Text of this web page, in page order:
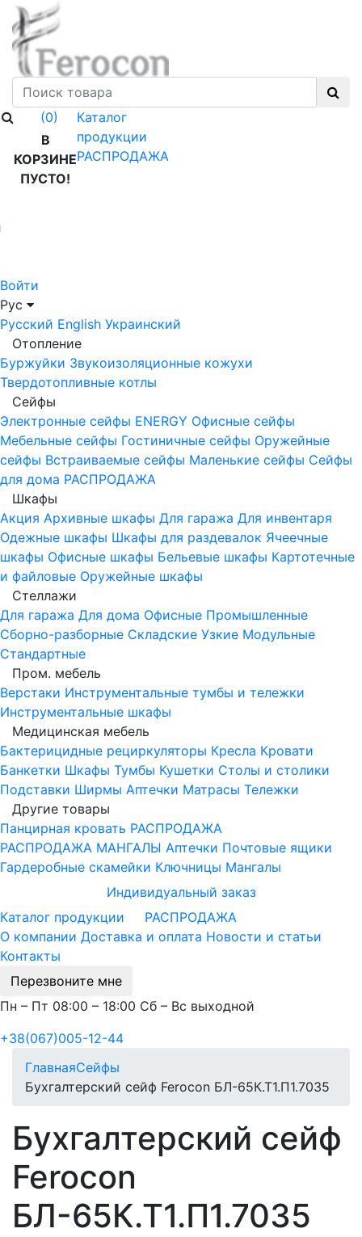
(0)
В
КОРЗИНЕ
ПУСТО!
Каталог
продукции
РАСПРОДАЖА
Войти
Рус
Русский English Украинский
Отопление
Буржуйки Звукоизоляционные кожухи
Твердотопливные котлы
Сейфы
Электронные сейфы ENERGY Офисные сейфы
Мебельные сейфы Гостиничные сейфы Оружейные
сейфы Встраиваемые сейфы Маленькие сейфы Сейфы
для дома РАСПРОДАЖА
Шкафы
Акция Архивные шкафы Для гаража Для инвентаря
Одежные шкафы Шкафы для раздевалок Ячеечные
шкафы Офисные шкафы Бельевые шкафы Картотечные
и файловые Оружейные шкафы
Стеллажи
Для гаража Для дома Офисные Промышленные
Сборно-разборные Складские Узкие Модульные
Стандартные
Пром. мебель
Верстаки Инструментальные тумбы и тележки
Инструментальные шкафы
Медицинская мебель
Бактерицидные рециркуляторы Кресла Кровати
Банкетки Шкафы Тумбы Кушетки Столы и столики
Подставки Ширмы Аптечки Матрасы Тележки
Другие товары
Панцирная кровать РАСПРОДАЖА
РАСПРОДАЖА МАНГАЛЫ Аптечки Почтовые ящики
Гардеробные скамейки Ключницы Мангалы
Индивидуальный заказ
Каталог продукции
РАСПРОДАЖА
О компании Доставка и оплата Новости и статьи
Контакты
Перезвоните мне
Пн – Пт 08:00 – 18:00 Сб – Вс выходной
+38(067)005-12-44
ГлавнаяСейфы
Бухгалтерский сейф Ferocon БЛ-65К.Т1.П1.7035
Бухгалтерский сейф
Ferocon
БЛ-65К.Т1.П1.7035